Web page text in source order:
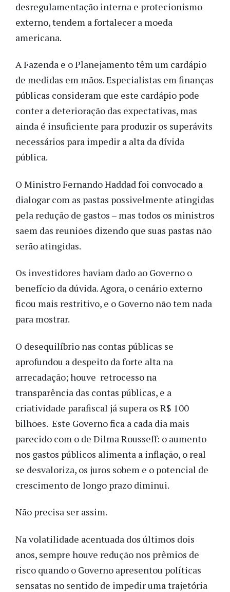
desregulamentação interna e protecionismo
externo, tendem a fortalecer a moeda
americana.
A Fazenda e o Planejamento têm um cardápio
de medidas em mãos. Especialistas em finanças
públicas consideram que este cardápio pode
conter a deterioração das expectativas, mas
ainda é insuficiente para produzir os superávits
necessários para impedir a alta da dívida
pública.
O Ministro Fernando Haddad foi convocado a
dialogar com as pastas possivelmente atingidas
pela redução de gastos – mas todos os ministros
saem das reuniões dizendo que suas pastas não
serão atingidas.
Os investidores haviam dado ao Governo o
benefício da dúvida. Agora, o cenário externo
ficou mais restritivo, e o Governo não tem nada
para mostrar.
O desequilíbrio nas contas públicas se
aprofundou a despeito da forte alta na
arrecadação; houve retrocesso na
transparência das contas públicas, e a
criatividade parafiscal já supera os R$ 100
bilhões. Este Governo fica a cada dia mais
parecido com o de Dilma Rousseff: o aumento
nos gastos públicos alimenta a inflação, o real
se desvaloriza, os juros sobem e o potencial de
crescimento de longo prazo diminui.
Não precisa ser assim.
Na volatilidade acentuada dos últimos dois
anos, sempre houve redução nos prêmios de
risco quando o Governo apresentou políticas
sensatas no sentido de impedir uma trajetória